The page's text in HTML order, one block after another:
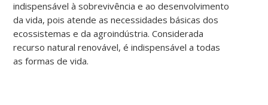
indispensável à sobrevivência e ao desenvolvimento
da vida, pois atende as necessidades básicas dos
ecossistemas e da agroindústria. Considerada
recurso natural renovável, é indispensável a todas
as formas de vida.